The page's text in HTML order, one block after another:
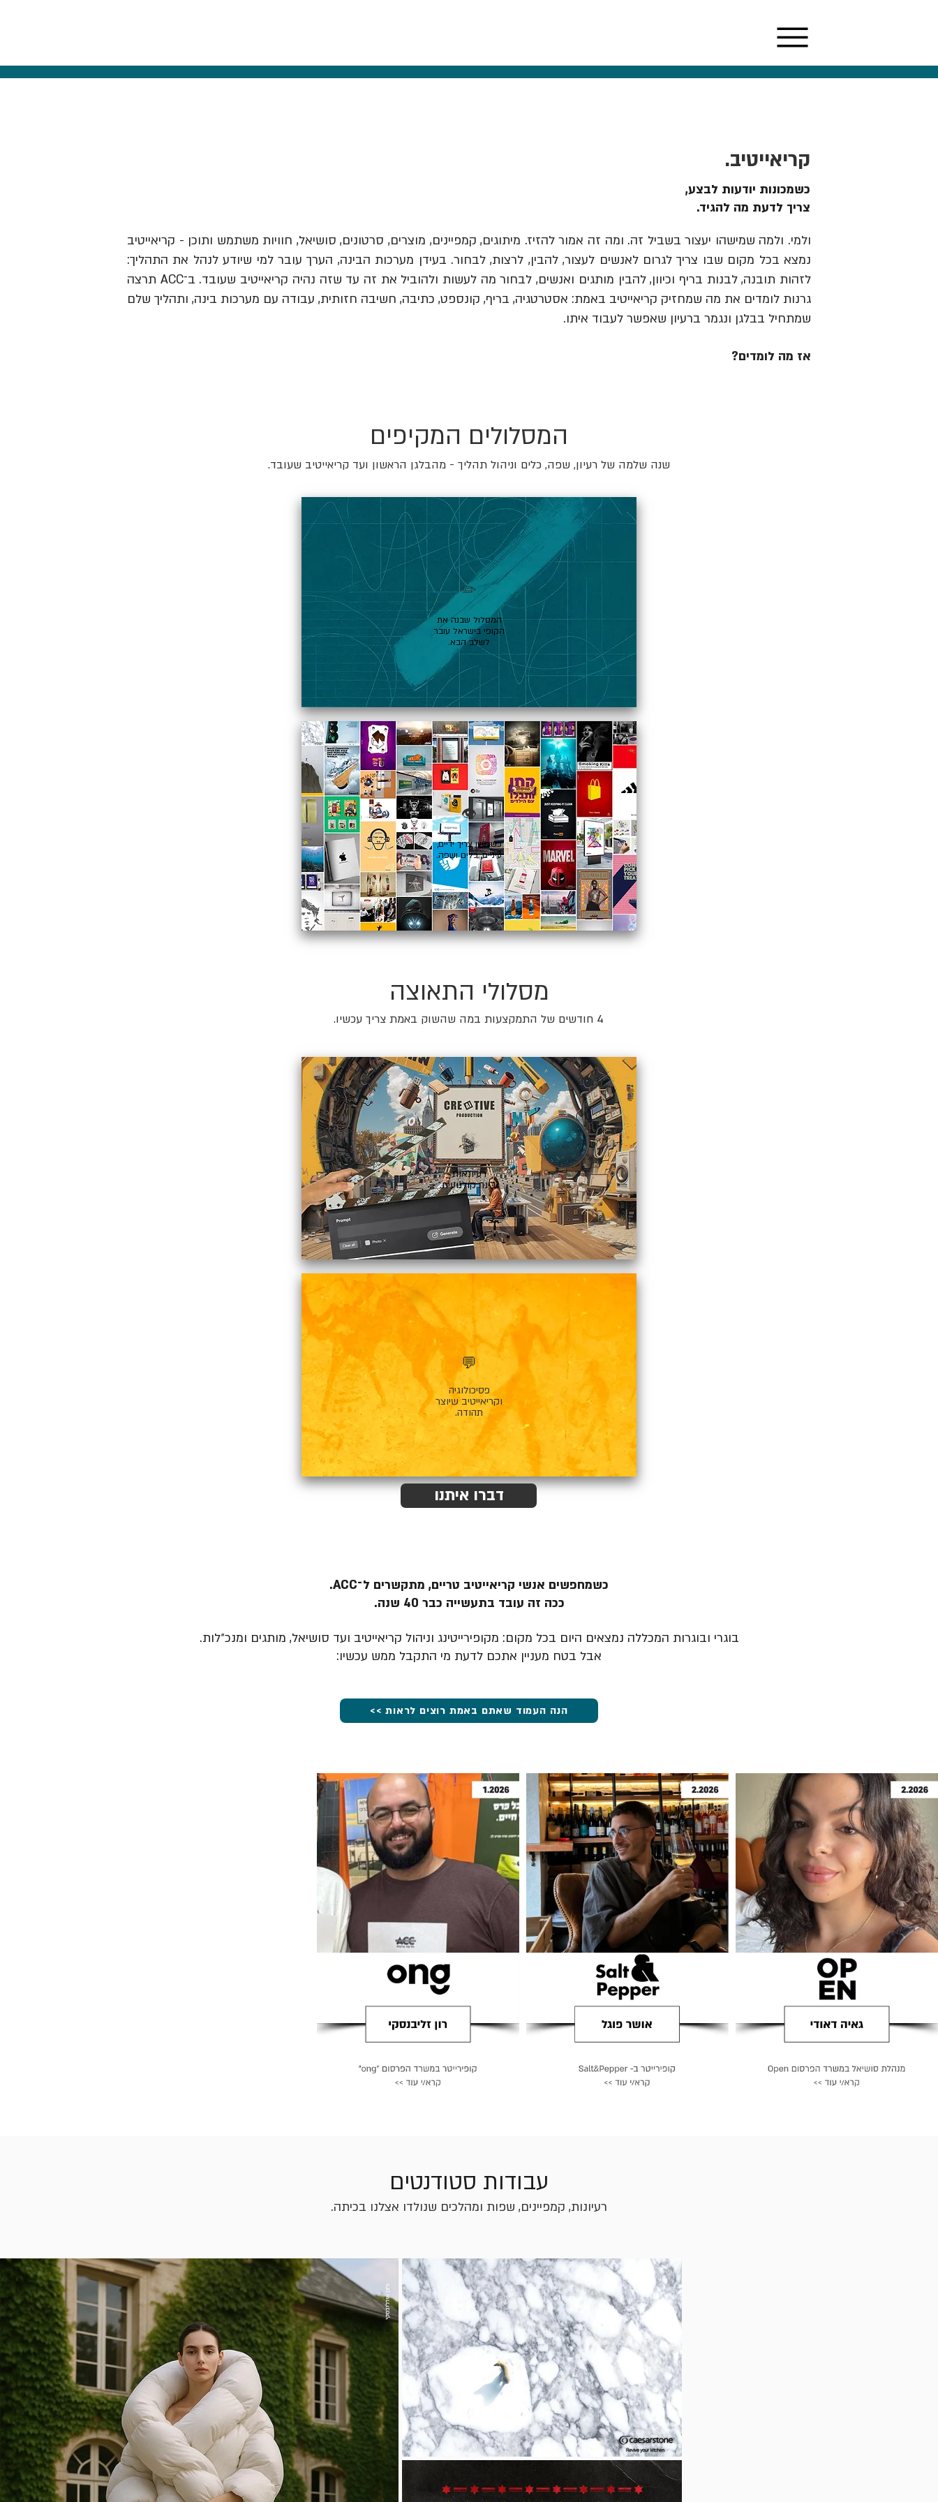
קריאייטיב.
כשמכונות יודעות לבצע,
צריך לדעת מה להגיד.
ולמי. ולמה שמישהו יעצור בשביל זה. ומה זה אמור להזיז. מיתוגים, קמפיינים, מוצרים, סרטונים, סושיאל, חוויות משתמש ותוכן - קריאייטיב
נמצא בכל מקום שבו צריך לגרום לאנשים לעצור, להבין, לרצות, לבחור. בעידן מערכות הבינה, הערך עובר למי שיודע לנהל את התהליך:
לזהות תובנה, לבנות בריף וכיוון, להבין מותגים ואנשים, לבחור מה לעשות ולהוביל את זה עד שזה נהיה קריאייטיב שעובד. ב־ACC תרצה
גרנות לומדים את מה שמחזיק קריאייטיב באמת: אסטרטגיה, בריף, קונספט, כתיבה, חשיבה חזותית, עבודה עם מערכות בינה, ותהליך שלם
שמתחיל בבלגן ונגמר ברעיון שאפשר לעבוד איתו.
אז מה לומדים?
המסלולים המקיפים
שנה שלמה של רעיון, שפה, כלים וניהול תהליך - מהבלגן הראשון ועד קריאייטיב שעובד.
✏️
המסלול שבנה את
הקופי בישראל עובר
לשלב הבא.
👁️
כשרעיון צריך ידיים,
עיניים, כלים ושפה.
מסלולי התאוצה
4 חודשים של התמקצעות במה שהשוק באמת צריך עכשיו.
🎬
רעיונאות
ובינה קולנועית.
💬
פסיכולוגיה
וקריאייטיב שיוצר
תהודה.
דברו איתנו
כשמחפשים אנשי קריאייטיב טריים, מתקשרים ל־ACC.
ככה זה עובד בתעשייה כבר 40 שנה.
בוגרי ובוגרות המכללה נמצאים היום בכל מקום: מקופירייטינג וניהול קריאייטיב ועד סושיאל, מותגים ומנכ״לות.
אבל בטח מעניין אתכם לדעת מי התקבל ממש עכשיו:
הנה העמוד שאתם באמת רוצים לראות >>
עבודות סטודנטים
רעיונות, קמפיינים, שפות ומהלכים שנולדו אצלנו בכיתה.